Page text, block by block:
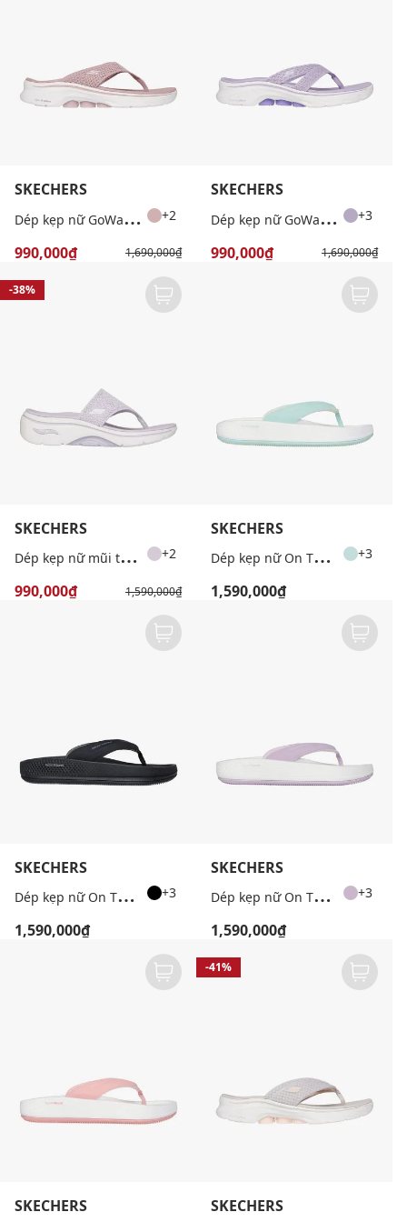
SKECHERS
D
ép kẹp nữ GoWalk 7 +2
990,000₫ 1,690,000₫
SKECHERS
D
ép kẹp nữ GoWalk 7 +3
990,000₫ 1,690,000₫
-38%
SKECHERS
D
ép kẹp nữ mũi tròn GOwalk Arch Fit 2.0 +2
990,000₫ 1,590,000₫
SKECHERS
D
ép kẹp nữ On The GO Arch Fit Hyper +3
1,590,000₫
SKECHERS
D
ép kẹp nữ On The GO Arch Fit Hyper +3
1,590,000₫
SKECHERS
D
ép kẹp nữ On The GO Arch Fit Hyper +3
1,590,000₫
SKECHERS
-41%
SKECHERS